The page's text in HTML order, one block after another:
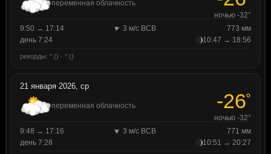
переменная облачность
ночью -32°
9:50 → 17:14
3 м/с ВСВ
773 мм
день 7:24
10:47 → 18:56
рекорды: ° () · ° ()
21 января 2026, ср
переменная облачность -26°
ночью -32°
9:48 → 17:16
3 м/с ВСВ
771 мм
день 7:28
10:51 → 20:27